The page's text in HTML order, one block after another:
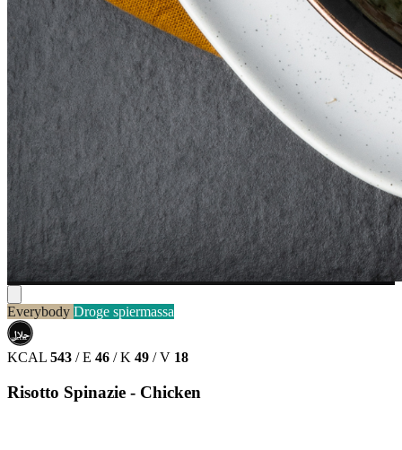
Everybody Droge spiermassa
حلال
HALAL
KCAL 543 / E 46 / K 49 / V 18
Risotto Spinazie - Chicken